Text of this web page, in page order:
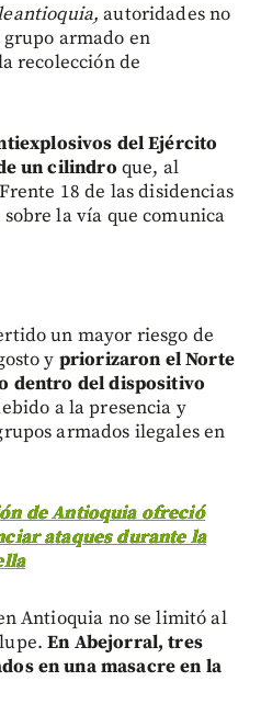
autoridades no
armado en
recolección de
del Ejército
un cilindro que, al
18 de las disidencias
la vía que comunica
un mayor riesgo de
y priorizaron el Norte
dentro del dispositivo
a la presencia y
armados ilegales en
de Antioquia ofreció
ataques durante la
Antioquia no se limitó al
En Abejorral, tres
en una masacre en la